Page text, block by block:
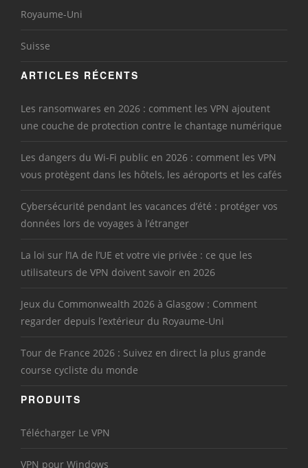
Royaume-Uni
Suisse
ARTICLES RÉCENTS
Les ransomwares en 2026 : comment les VPN ajoutent
une couche de protection contre le chantage numérique
Les dangers du Wi-Fi public en 2026 : comment les VPN
vous protègent dans les hôtels, les aéroports et les cafés
Cybersécurité pendant les vacances d’été : protéger vos
données lors de voyages à l’étranger
La loi sur l’IA de l’UE et votre vie privée : ce que les
utilisateurs de VPN doivent savoir en 2026
Jeux du Commonwealth 2026 à Glasgow : Comment
regarder depuis l’extérieur du Royaume-Uni
Tour de France 2026 : Suivez en direct la plus grande
course cycliste du monde
PRODUITS
Télécharger Le VPN
VPN pour Windows